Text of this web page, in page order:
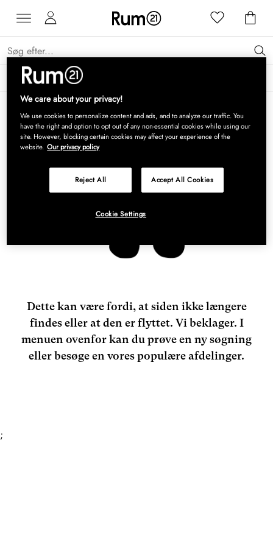
Få 15 % på Grythyttan Stålmöbler* →
Dette kan være fordi, at siden ikke længere
findes eller at den er flyttet. Vi beklager. I
menuen ovenfor kan du prøve en ny søgning
eller besøge en vores populære afdelinger.
;
We care about your privacy!
We use cookies to personalize content and ads, and to analyze our traffic. You
have the right and option to opt out of any non-essential cookies while using our
site. However, blocking certain cookies may affect your experience of the
website. Our privacy policy
Reject All Accept All Cookies
Cookie Settings